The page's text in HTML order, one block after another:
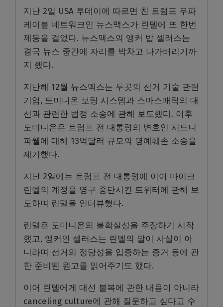
지난 2일 USA 투데이에 따르면 친 트럼프 우파
케이블 네트워크인 뉴스맥스가 린델에 또 한번
제동을 걸었다. 뉴스맥스의 앵커 밥 셀러스는
결국 뉴스 중간에 자리를 박차고 나가버리기까
지 했다.
지난해 12월 뉴스맥스는 두곳의 선거 기술 관련
기업, 도미니온 보팅 시스템과 스마스매틱의 대
선과 관련한 법정 소송에 관해 보도했다. 이후
도미니온은 트럼프 전 대통령의 변호인 시드니
파웰에 대해 13억달러 규모의 명예훼손 소송을
제기했다.
지난 2일에는 트럼프 전 대통령에 이어 마이크
린델의 계정을 영구 중단시킨 트위터에 관해 보
도하며 린델을 인터뷰했다.
린델은 도미니온의 불확실성을 주장하기 시작
했고, 앵커인 셀러스는 린델의 말이 사실이 아
니라며 선거의 정당성을 입증하는 증거 등에 관
한 준비된 원고를 읽어주기도 했다.
이어 린델에게 대선 불복에 관한 내용이 아니라
canceling culture에 관해 질문하고 싶다고 수